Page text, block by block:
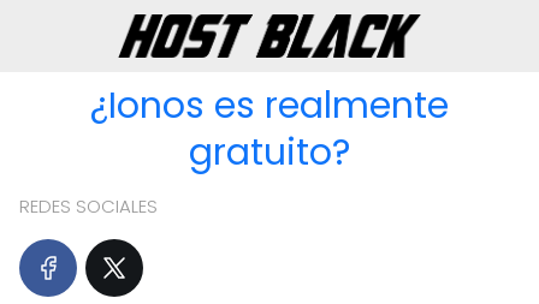
¿Ionos es realmente
gratuito?
REDES SOCIALES